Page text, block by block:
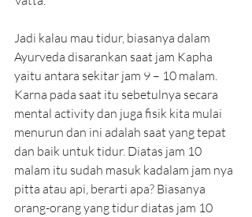
Jadi kalau mau tidur, biasanya dalam
Ayurveda disarankan saat jam Kapha
yaitu antara sekitar jam 9 – 10 malam.
Karna pada saat itu sebetulnya secara
mental activity dan juga fisik kita mulai
menurun dan ini adalah saat yang tepat
dan baik untuk tidur. Diatas jam 10
malam itu sudah masuk kadalam jam nya
pitta atau api, berarti apa? Biasanya
orang-orang yang tidur diatas jam 10